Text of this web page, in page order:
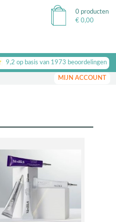
0 producten
€ 0,00
9,2 op basis van 1973 beoordelingen
MIJN ACCOUNT